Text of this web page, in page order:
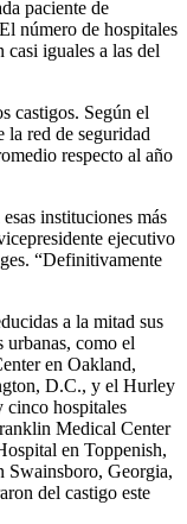
paciente de
número de hospitales
iguales a las del
castigos. Según el
la red de seguridad
respecto al año
instituciones más
ejecutivo
“Definitivamente
a la mitad sus
urbanas, como el
en Oakland,
D.C., y el Hurley
cinco hospitales
Medical Center
en Toppenish,
Swainsboro, Georgia,
del castigo este